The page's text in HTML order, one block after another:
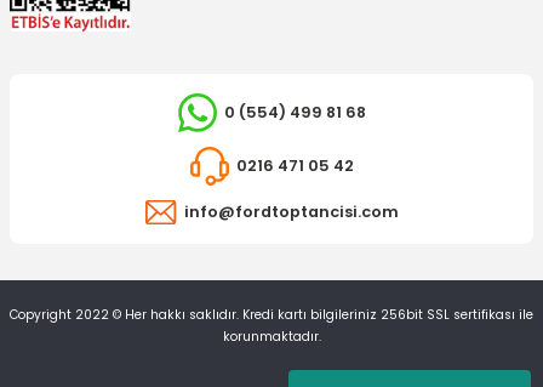
0 (554) 499 81 68
0216 471 05 42
info@fordtoptancisi.com
Copyright 2022 © Her hakkı saklıdır. Kredi kartı bilgileriniz 256bit SSL sertifikası ile
korunmaktadır.